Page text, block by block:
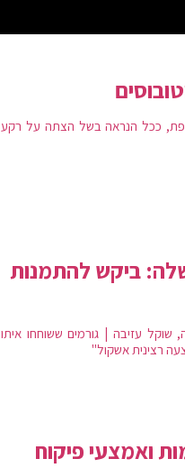
בצפת, ככל הנראה בשל הצתה על רקע
ביקש להתמנות
שוקל עזיבה | גורמים ששוחחו איתו
רצינית אשקול"
הסירה 27 מצלמות ואמצעי פיקוח